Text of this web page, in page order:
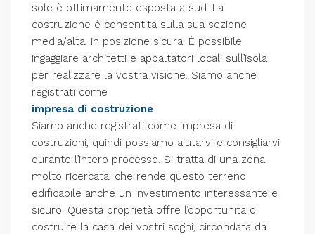
sole è ottimamente esposta a sud. La
costruzione è consentita sulla sua sezione
media/alta, in posizione sicura. È possibile
ingaggiare architetti e appaltatori locali sull’isola
per realizzare la vostra visione. Siamo anche
registrati come
impresa di costruzione
Siamo anche registrati come impresa di
costruzioni, quindi possiamo aiutarvi e consigliarvi
durante l’intero processo. Si tratta di una zona
molto ricercata, che rende questo terreno
edificabile anche un investimento interessante e
sicuro. Questa proprietà offre l’opportunità di
costruire la casa dei vostri sogni, circondata da